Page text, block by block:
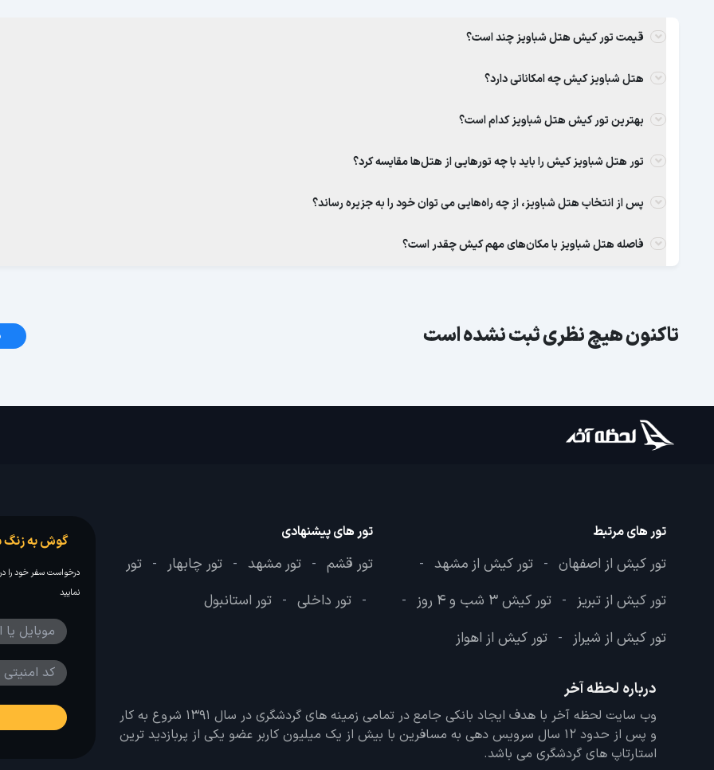
قیمت تور کیش هتل شباویز چند است؟
هتل شباویز کیش چه امکاناتی دارد؟
بهترین تور کیش هتل شباویز کدام است؟
تور هتل شباویز کیش را باید با چه تورهایی از هتل‌ها مقایسه کرد؟
پس از انتخاب هتل شباویز، از چه راه‌هایی می توان خود را به جزیره رساند؟
فاصله هتل شباویز با مکان‌های مهم کیش چقدر است؟
تاکنون هیچ نظری ثبت نشده است
تور های مرتبط
تور کیش از اصفهان - تور کیش از مشهد -
تور کیش از تبریز - تور کیش 3 شب و 4 روز -
تور کیش از شیراز - تور کیش از اهواز
تور های پیشنهادی
تور قشم - تور مشهد - تور چابهار - تور
- تور داخلی - تور استانبول
درباره لحظه آخر
وب سایت لحظه آخر با هدف ایجاد بانکی جامع در تمامی زمینه های گردشگری در سال 1391 شروع به کار
و پس از حدود 12 سال سرویس دهی به مسافرین با بیش از یک میلیون کاربر عضو یکی از پربازدید ترین
استارتاپ های گردشگری می باشد.
گوش به زنگ
درخواست سفر خود را
نمایید